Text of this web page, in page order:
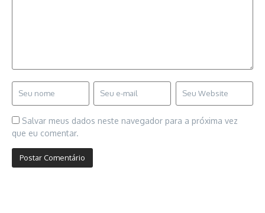
Salvar meus dados neste navegador para a próxima vez
que eu comentar.